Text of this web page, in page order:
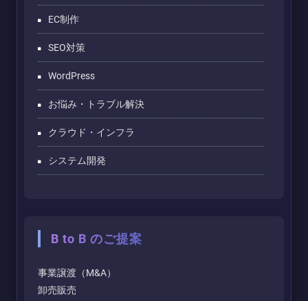
EC制作
SEO対策
WordPress
お悩み・トラブル解決
クラウド・インフラ
システム開発
B to B のご提案
事業譲渡（M&A）
卸売販売